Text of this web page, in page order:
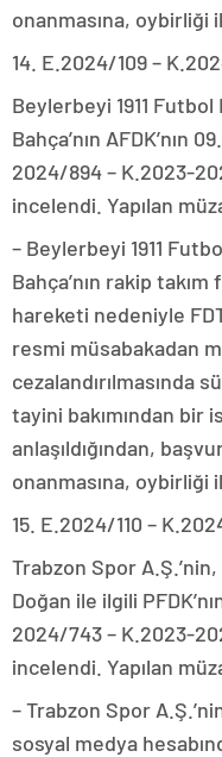
onanmasına, oybirliği
14. E.2024/109 –
Beylerbeyi 1911
Bahça’nın AFDK’nın
2024/894 – K.2023-
incelendi. Yapılan
– Beylerbeyi 1911
Bahça’nın rakip
hareketi nedeniyle
resmi müsabakadan
cezalandırılmasında
tayini bakımından bir
anlaşıldığından,
onanmasına, oybirliği
15. E.2024/110 –
Trabzon Spor
Doğan ile ilgili
2024/743 – K.2023-
incelendi. Yapılan
– Trabzon Spor
sosyal medya